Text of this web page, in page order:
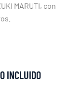
MARUTI, con
INCLUIDO